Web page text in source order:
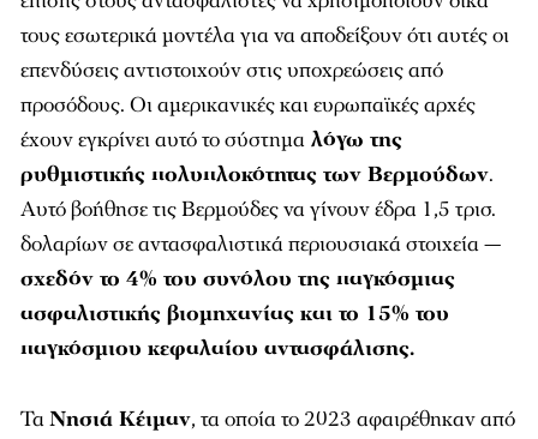
τους εσωτερικά μοντέλα για να αποδείξουν ότι αυτές οι
επενδύσεις αντιστοιχούν στις υποχρεώσεις από
προσόδους. Οι αμερικανικές και ευρωπαϊκές αρχές
έχουν εγκρίνει αυτό το σύστημα λόγω της
ρυθμιστικής πολυπλοκότητας των Βερμούδων.
Αυτό βοήθησε τις Βερμούδες να γίνουν έδρα 1,5 τρισ.
δολαρίων σε αντασφαλιστικά περιουσιακά στοιχεία —
σχεδόν το 4% του συνόλου της παγκόσμιας
ασφαλιστικής βιομηχανίας και το 15% του
παγκόσμιου κεφαλαίου αντασφάλισης.
ΤαΝησιά Κέιμαν, τα οποία το 2023 αφαιρέθηκαν από